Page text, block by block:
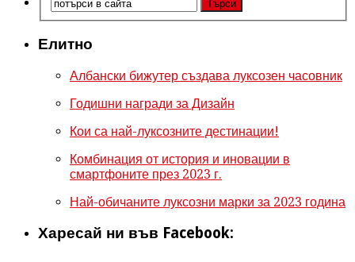
Елитно
Албански бижутер създава луксозен часовник
Годишни награди за Дизайн
Кои са най-луксозните дестинации!
Комбинация от история и иновации в
смартфоните през 2023 г.
Най-обичаните луксозни марки за 2023 година
Харесай ни във Facebook: